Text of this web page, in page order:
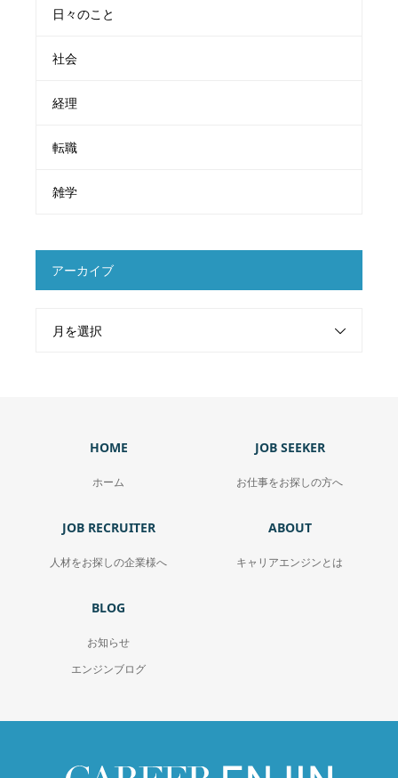
日々のこと
社会
経理
転職
雑学
アーカイブ
月を選択
HOME
ホーム
JOB SEEKER
お仕事をお探しの方へ
JOB RECRUITER
人材をお探しの企業様へ
ABOUT
キャリアエンジンとは
BLOG
お知らせ
エンジンブログ